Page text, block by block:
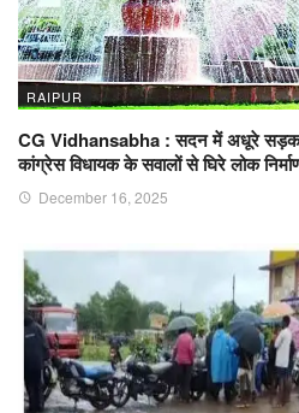
RAIPUR
CG Vidhansabha : सदन में अधूरे
कांग्रेस विधायक के सवालों से घिरे लोक
December 16, 2025